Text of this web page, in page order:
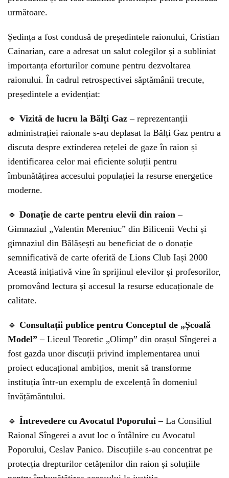
următoare.
Ședința a fost condusă de președintele raionului, Cristian
Cainarian, care a adresat un salut colegilor și a subliniat
importanța eforturilor comune pentru dezvoltarea
raionului. În cadrul retrospectivei săptămânii trecute,
președintele a evidențiat:
🔹 Vizită de lucru la Bălți Gaz – reprezentanții
administrației raionale s-au deplasat la Bălți Gaz pentru a
discuta despre extinderea rețelei de gaze în raion și
identificarea celor mai eficiente soluții pentru
îmbunătățirea accesului populației la resurse energetice
moderne.
🔹 Donație de carte pentru elevii din raion –
Gimnaziul „Valentin Mereniuc” din Bilicenii Vechi și
gimnaziul din Bălășești au beneficiat de o donație
semnificativă de carte oferită de Lions Club Iași 2000
Această inițiativă vine în sprijinul elevilor și profesorilor,
promovând lectura și accesul la resurse educaționale de
calitate.
🔹 Consultații publice pentru Conceptul de „Școală
Model” – Liceul Teoretic „Olimp” din orașul Sîngerei a
fost gazda unor discuții privind implementarea unui
proiect educațional ambițios, menit să transforme
instituția într-un exemplu de excelență în domeniul
învățământului.
🔹 Întrevedere cu Avocatul Poporului – La Consiliul
Raional Sîngerei a avut loc o întâlnire cu Avocatul
Poporului, Ceslav Panico. Discuțiile s-au concentrat pe
protecția drepturilor cetățenilor din raion și soluțiile